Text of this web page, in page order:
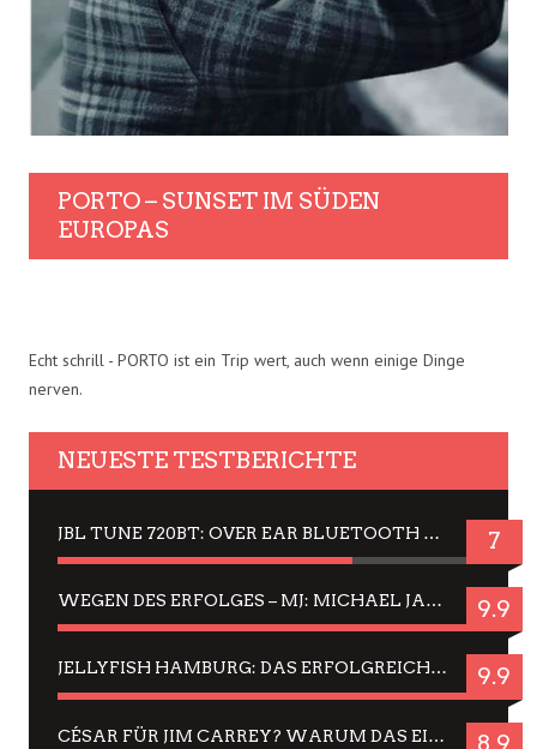
PORTO – SUNSET IM SÜDEN
EUROPAS
Echt schrill - PORTO ist ein Trip wert, auch wenn einige Dinge
nerven.
NEUESTE TESTBERICHTE
JBL TUNE 720BT: OVER EAR BLUETOOTH KOPFHÖRER UM DIE 50,-€ IM DAUER-TEST 7
WEGEN DES ERFOLGES – MJ: MICHAEL JACKSON MUSICAL IN EINER MATINEE SEHEN 9.9
JELLYFISH HAMBURG: DAS ERFOLGREICHE SOMMER-MENÜ 2025 IN GEFÜHLEN UND BILDERN 9.9
CÉSAR FÜR JIM CARREY? WARUM DAS EINER DER NERVIGSTEN ACTORS IST UND BLEIBT